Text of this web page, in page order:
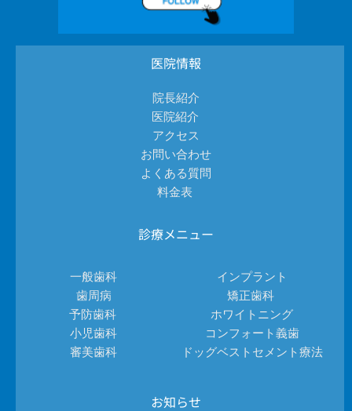
医院情報
院長紹介
医院紹介
アクセス
お問い合わせ
よくある質問
料金表
診療メニュー
一般歯科
歯周病
予防歯科
小児歯科
審美歯科
インプラント
矯正歯科
ホワイトニング
コンフォート義歯
ドッグベストセメント療法
お知らせ